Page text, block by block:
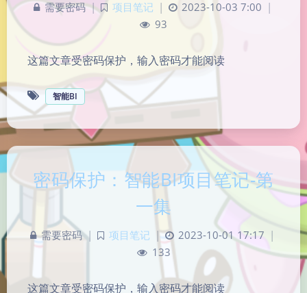
Sans Serif Serif
浅阴影
需要密码 | 项目笔记 2023-10-03 7:00
93
这篇文章受密码保护，输入密码才能阅读
智能BI
密码保护：智能BI项目笔记-第
一集
需要密码 | 项目笔记 | 2023-10-01 17:17
133
这篇文章受密码保护，输入密码才能阅读